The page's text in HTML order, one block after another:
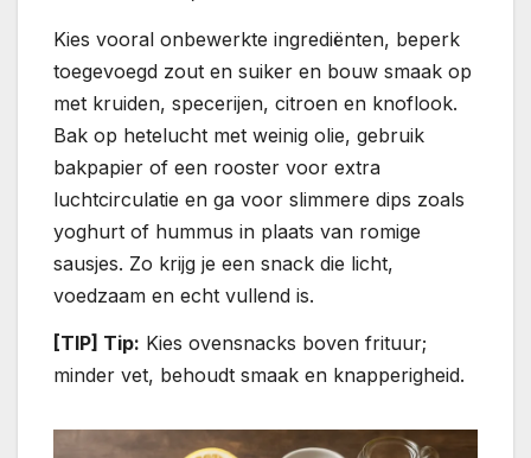
Kies vooral onbewerkte ingrediënten, beperk
toegevoegd zout en suiker en bouw smaak op
met kruiden, specerijen, citroen en knoflook.
Bak op hetelucht met weinig olie, gebruik
bakpapier of een rooster voor extra
luchtcirculatie en ga voor slimmere dips zoals
yoghurt of hummus in plaats van romige
sausjes. Zo krijg je een snack die licht,
voedzaam en echt vullend is.
[TIP] Tip: Kies ovensnacks boven frituur;
minder vet, behoudt smaak en knapperigheid.